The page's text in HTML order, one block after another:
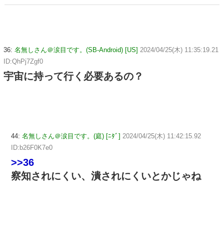
36: 名無しさん＠涙目です。(SB-Android) [US] 2024/04/25(木) 11:35:19.21
ID:QhPj7Zgf0
宇宙に持って行く必要あるの？
44: 名無しさん＠涙目です。(庭) [ﾆﾀﾞ] 2024/04/25(木) 11:42:15.92
ID:b26F0K7e0
>>36
察知されにくい、潰されにくいとかじゃね